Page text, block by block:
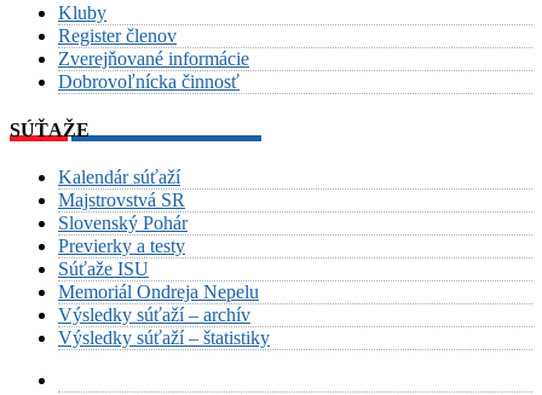
Kluby
Register členov
Zverejňované informácie
Dobrovoľnícka činnosť
SÚŤAŽE
Kalendár súťaží
Majstrovstvá SR
Slovenský Pohár
Previerky a testy
Súťaže ISU
Memoriál Ondreja Nepelu
Výsledky súťaží – archív
Výsledky súťaží – štatistiky